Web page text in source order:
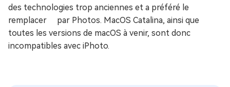
des technologies trop anciennes et a préféré le
remplacer par Photos. MacOS Catalina, ainsi que
toutes les versions de macOS à venir, sont donc
incompatibles avec iPhoto.